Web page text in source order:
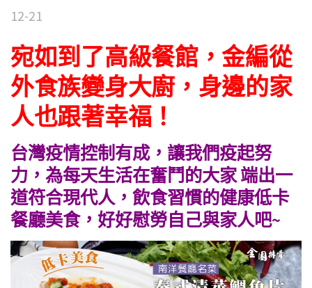
12-21
宛如到了高級餐館，金編從
外食族變身大廚，身邊的家
人也跟著幸福！
台灣疫情控制有成，讓我們疫起努
力，為每天生活在奮鬥的大家 端出一
道符合現代人，飲食習慣的健康低卡
餐廳美食，好好慰勞自己與家人吧~